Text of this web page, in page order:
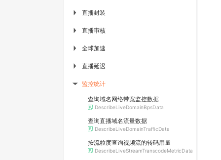
▶ 直播封装
▶ 直播审核
▶ 全球加速
▶ 直播延迟
▶ 监控统计
查询域名网络带宽监控数据
DescribeLiveDomainBpsData
查询直播域名流量数据
DescribeLiveDomainTrafficData
按流粒度查询视频流的转码用量
DescribeLiveStreamTranscodeMetricData